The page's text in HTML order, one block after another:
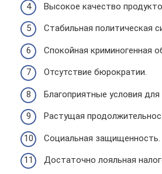
Высокое качество
Стабильная политическая
Спокойная криминогенная
Отсутствие бюрократии.
Благоприятные условия
Растущая
Социальная защищенность.
Достаточно лояльная